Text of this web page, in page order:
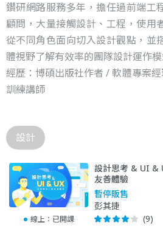
鑽研網路服務多年，擔任過前端工
顧問，大量接觸設計、工程，使用
從不同角色面向切入設計觀點，並
體視野了解有效率的團隊設計運作模
經歷：博碩出版社作者 / 軟體專案
訓練講師
設計
線上： 已開課
設計思考 & UI &
友善體驗
暫停販售
彭其捷
(9)